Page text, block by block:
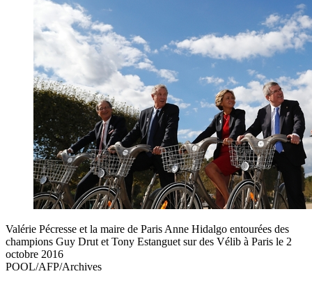
Valérie Pécresse et la maire de Paris Anne Hidalgo entourées des
champions Guy Drut et Tony Estanguet sur des Vélib à Paris le 2
octobre 2016
POOL/AFP/Archives